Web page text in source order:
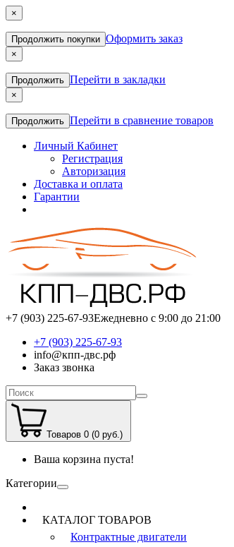
×
Продолжить покупки Оформить заказ
×
Продолжить Перейти в закладки
×
Продолжить Перейти в сравнение товаров
Личный Кабинет
Регистрация
Авторизация
Доставка и оплата
Гарантии
+7 (903) 225-67-93Ежедневно с 9:00 до 21:00
+7 (903) 225-67-93
info@кпп-двс.рф
Заказ звонка
Товаров 0 (0 руб.)
Ваша корзина пуста!
Категории
КАТАЛОГ ТОВАРОВ
Контрактные двигатели